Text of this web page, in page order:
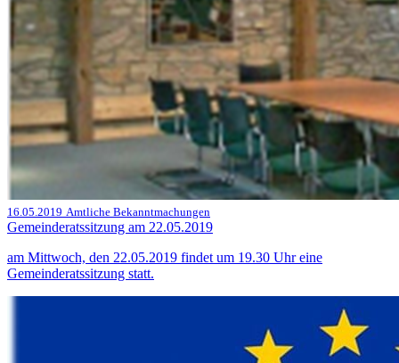
16.05.2019 Amtliche Bekanntmachungen
Gemeinderatssitzung am 22.05.2019
am Mittwoch, den 22.05.2019 findet um 19.30 Uhr eine
Gemeinderatssitzung statt.